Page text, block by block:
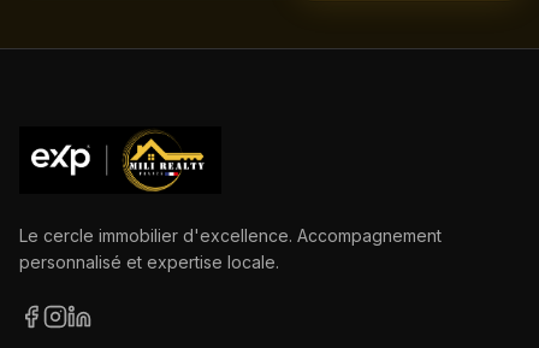
Le cercle immobilier d'excellence. Accompagnement
personnalisé et expertise locale.